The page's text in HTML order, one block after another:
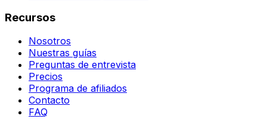
Recursos
Nosotros
Nuestras guías
Preguntas de entrevista
Precios
Programa de afiliados
Contacto
FAQ